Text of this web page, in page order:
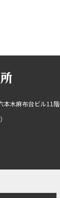
本木麻布台ビル11階